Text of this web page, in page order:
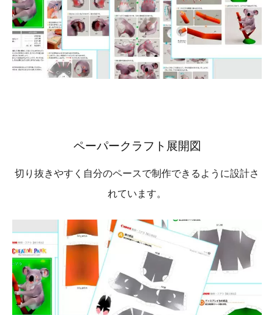
ペーパークラフト展開図
切り抜きやすく自分のペースで制作できるように設計さ
れています。